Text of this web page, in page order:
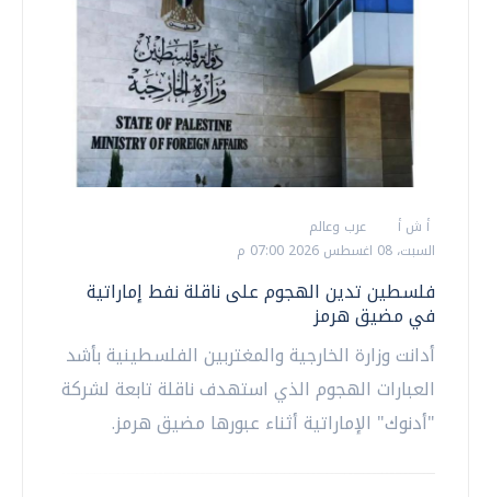
أ ش أ
عرب وعالم
السبت، 08 اغسطس 2026 07:00 م
فلسطين تدين الهجوم على ناقلة نفط إماراتية
في مضيق هرمز
أدانت وزارة الخارجية والمغتربين الفلسطينية بأشد
العبارات الهجوم الذي استهدف ناقلة تابعة لشركة
"أدنوك" الإماراتية أثناء عبورها مضيق هرمز.